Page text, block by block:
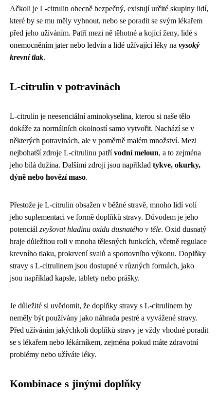
Ačkoli je L-citrulin obecně bezpečný, existují určité skupiny lidí,
které by se mu měly vyhnout, nebo se poradit se svým lékařem
před jeho užíváním. Patří mezi ně těhotné a kojící ženy, lidé s
onemocněním jater nebo ledvin a lidé užívající léky na vysoký
krevní tlak.
L-citrulin v potravinách
L-citrulin je neesenciální aminokyselina, kterou si naše tělo
dokáže za normálních okolností samo vytvořit. Nachází se v
některých potravinách, ale v poměrně malém množství. Mezi
nejbohatší zdroje L-citrulinu patřívodní meloun, a to zejména
jeho bílá dužina. Dalšími zdroji jsou například tykve, okurky,
dýně nebo hovězí maso.
Přestože je L-citrulin obsažen v běžné stravě, mnoho lidí volí
jeho suplementaci ve formě doplňků stravy. Důvodem je jeho
potenciál zvyšovat hladinu oxidu dusnatého v těle. Oxid dusnatý
hraje důležitou roli v mnoha tělesných funkcích, včetně regulace
krevního tlaku, prokrvení svalů a sportovního výkonu. Doplňky
stravy s L-citrulinem jsou dostupné v různých formách, jako
jsou například kapsle, tablety nebo prášky.
Je důležité si uvědomit, že doplňky stravy s L-citrulinem by
neměly být používány jako náhrada pestré a vyvážené stravy.
Před užíváním jakýchkoli doplňků stravy je vždy vhodné poradit
se s lékařem nebo lékárníkem, zejména pokud máte zdravotní
problémy nebo užíváte léky.
Kombinace s jinými doplňky